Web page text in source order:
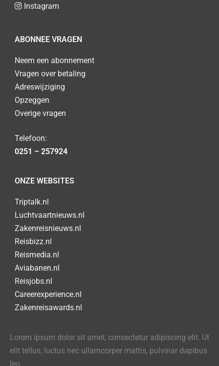
Instagram
ABONNEE VRAGEN
Neem een abonnement
Vragen over betaling
Adreswijziging
Opzeggen
Overige vragen
Telefoon:
0251 – 257924
ONZE WEBSITES
Triptalk.nl
Luchtvaartnieuws.nl
Zakenreisnieuws.nl
Reisbizz.nl
Reismedia.nl
Aviabanen.nl
Reisjobs.nl
Careerexperience.nl
Zakenreisawards.nl
Lorem ipsum dolor sit amet, consectetur adipiscing elit. Ut
elit tellus, luctus nec ullamcorper mattis, pulvinar dapibus
leo.